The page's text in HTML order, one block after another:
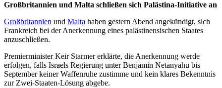
Großbritannien und Malta schließen sich Palästina-Initiative an
Großbritannien und Malta haben gestern Abend angekündigt, sich
Frankreich bei der Anerkennung eines palästinensischen Staates
anzuschließen.
Premierminister Keir Starmer erklärte, die Anerkennung werde
erfolgen, falls Israels Regierung unter Benjamin Netanyahu bis
September keiner Waffenruhe zustimme und kein klares Bekenntnis
zur Zwei-Staaten-Lösung abgebe.